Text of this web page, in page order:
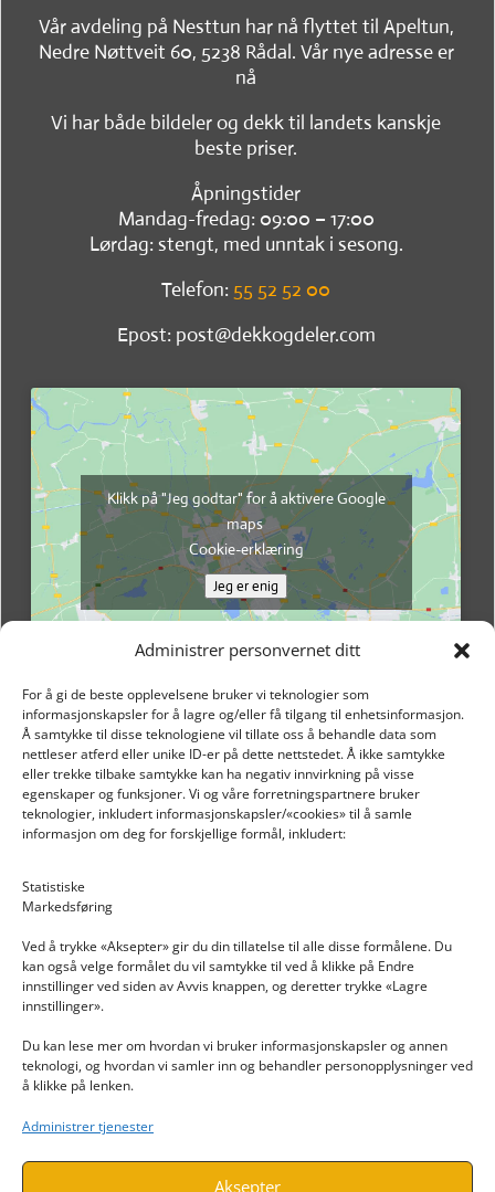
Administrer personvernet ditt
For å gi de beste opplevelsene bruker vi teknologier som
informasjonskapsler for å lagre og/eller få tilgang til enhetsinformasjon.
Å samtykke til disse teknologiene vil tillate oss å behandle data som
nettleser atferd eller unike ID-er på dette nettstedet. Å ikke samtykke
eller trekke tilbake samtykke kan ha negativ innvirkning på visse
egenskaper og funksjoner. Vi og våre forretningspartnere bruker
teknologier, inkludert informasjonskapsler/«cookies» til å samle
informasjon om deg for forskjellige formål, inkludert:
Statistiske
Markedsføring
Ved å trykke «Aksepter» gir du din tillatelse til alle disse formålene. Du
kan også velge formålet du vil samtykke til ved å klikke på Endre
innstillinger ved siden av Avvis knappen, og deretter trykke «Lagre
innstillinger».
Du kan lese mer om hvordan vi bruker informasjonskapsler og annen
teknologi, og hvordan vi samler inn og behandler personopplysninger ved
å klikke på lenken.
Administrer tjenester
Aksepter
Vår avdeling på Nesttun har nå flyttet til Apeltun,
Nedre Nøttveit 60, 5238 Rådal. Vår nye adresse er
nå
Vi har både bildeler og dekk til landets kanskje
beste priser.
Åpningstider
Mandag-fredag: 09:00 – 17:00
Lørdag: stengt, med unntak i sesong.
Telefon: 55 52 52 00
Epost: post@dekkogdeler.com
Klikk på "Jeg godtar" for å aktivere Google
maps
Cookie-erklæring
Jeg er enig
INFORMASJON
Personvern